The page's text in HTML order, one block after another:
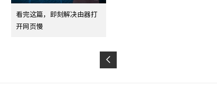
看完这篇，即刻解决由器打
开网页慢